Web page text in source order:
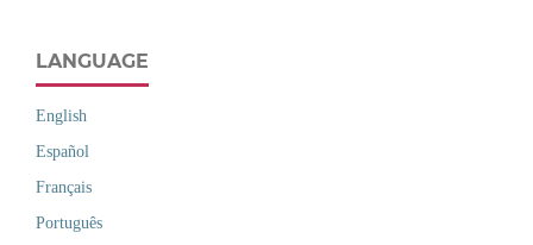
LANGUAGE
English
Español
Français
Português